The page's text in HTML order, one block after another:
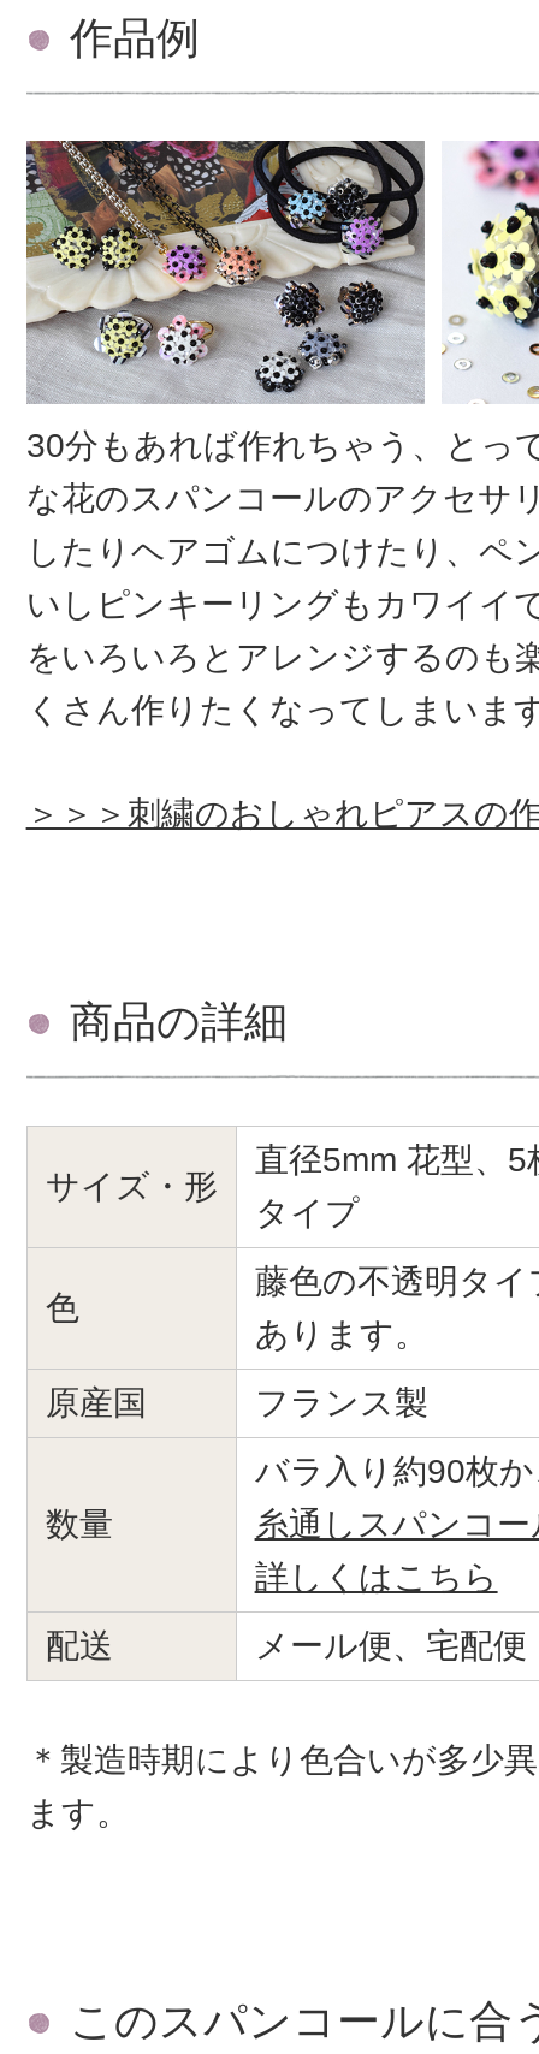
作品例
30分もあれば作れちゃう、とっ
な花のスパンコールのアクセサ
したりヘアゴムにつけたり、ペ
いしピンキーリングもカワイイ
をいろいろとアレンジするのも
くさん作りたくなってしまいま
＞＞＞刺繍のおしゃれピアスの
商品の詳細
サイズ・形
直径5mm 花型、
タイプ
色
藤色の不透明タ
あります。
原産国
フランス製
数量
バラ入り約90枚
糸通しスパンコ
詳しくはこちら
配送
メール便、宅配便
＊製造時期により色合いが多少
ます。
このスパンコールに合